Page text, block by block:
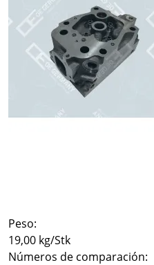
Peso:
19,00 kg/Stk
Números de comparación: